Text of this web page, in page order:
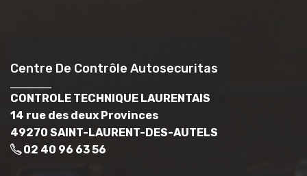
Centre De Contrôle Autosecuritas
CONTROLE TECHNIQUE LAURENTAIS
14 rue des deux Provinces
49270 SAINT-LAURENT-DES-AUTELS
02 40 96 63 56